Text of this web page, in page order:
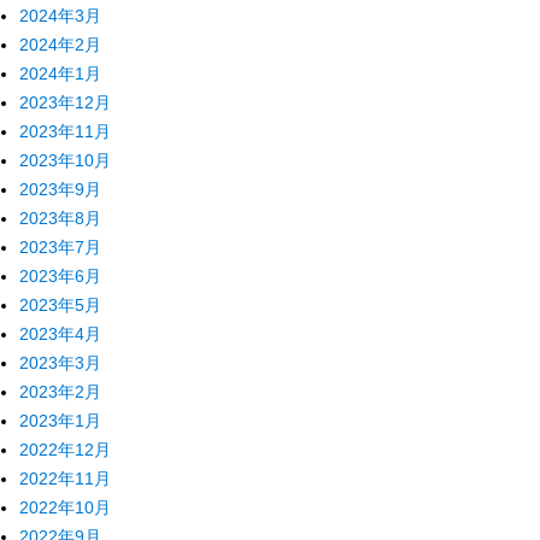
2024年3月
2024年2月
2024年1月
2023年12月
2023年11月
2023年10月
2023年9月
2023年8月
2023年7月
2023年6月
2023年5月
2023年4月
2023年3月
2023年2月
2023年1月
2022年12月
2022年11月
2022年10月